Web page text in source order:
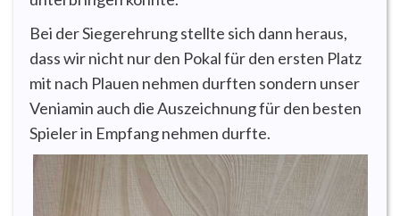
Bei der Siegerehrung stellte sich dann heraus,
dass wir nicht nur den Pokal für den ersten Platz
mit nach Plauen nehmen durften sondern unser
Veniamin auch die Auszeichnung für den besten
Spieler in Empfang nehmen durfte.